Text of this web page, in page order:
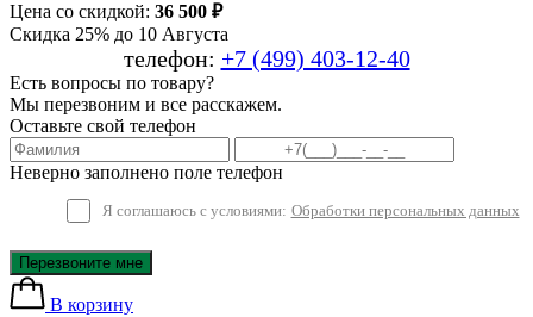
Цена со скидкой: 36 500 ₽
Скидка 25% до 10 Августа
телефон: +7 (499) 403-12-40
Есть вопросы по товару?
Мы перезвоним и все расскажем.
Оставьте свой телефон
Неверно заполнено поле телефон
Я соглашаюсь с условиями: Обработки персональных данных
Перезвоните мне
В корзину